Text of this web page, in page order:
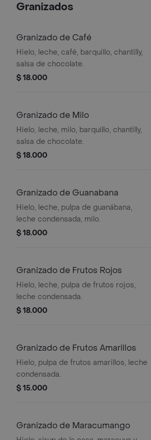
Granizados
Granizado de Café
Hielo, leche, café, barquillo, chantilly,
salsa de chocolate.
$ 18.000
Granizado de Milo
Hielo, leche, milo, barquillo, chantilly,
salsa de chocolate.
$ 18.000
Granizado de Guanabana
Hielo, leche, pulpa de guanábana,
leche condensada, milo.
$ 18.000
Granizado de Frutos Rojos
Hielo, leche, pulpa de frutos rojos,
leche condensada.
$ 18.000
Granizado de Frutos Amarillos
Hielo, pulpa de frutos amarillos, leche
condensada.
$ 15.000
Granizado de Maracumango